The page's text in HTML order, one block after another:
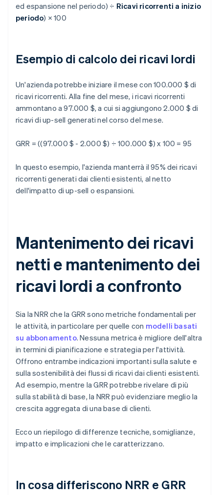
ed espansione nel periodo) ÷ Ricavi ricorrenti a inizio
periodo) × 100
Esempio di calcolo dei ricavi lordi
Un'azienda potrebbe iniziare il mese con 100.000 $ di
ricavi ricorrenti. Alla fine del mese, i ricavi ricorrenti
ammontano a 97.000 $, a cui si aggiungono 2.000 $ di
ricavi di up-sell generati nel corso del mese.
GRR = ((97.000 $ - 2.000 $) ÷ 100.000 $) x 100 = 95
In questo esempio, l'azienda manterrà il 95% dei ricavi
ricorrenti generati dai clienti esistenti, al netto
dell'impatto di up-sell o espansioni.
Mantenimento dei ricavi
netti e mantenimento dei
ricavi lordi a confronto
Sia la NRR che la GRR sono metriche fondamentali per
le attività, in particolare per quelle con modelli basati
su abbonamento. Nessuna metrica è migliore dell'altra
in termini di pianificazione e strategia per l'attività.
Offrono entrambe indicazioni importanti sulla salute e
sulla sostenibilità dei flussi di ricavi dai clienti esistenti.
Ad esempio, mentre la GRR potrebbe rivelare di più
sulla stabilità di base, la NRR può evidenziare meglio la
crescita aggregata di una base di clienti.
Ecco un riepilogo di differenze tecniche, somiglianze,
impatto e implicazioni che le caratterizzano.
In cosa differiscono NRR e GRR